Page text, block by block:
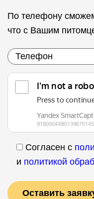
По телефону
что с Вашим
Согласен с
и политикой